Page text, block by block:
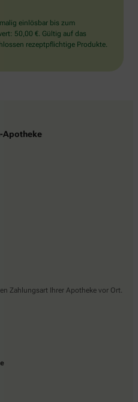
einlösbar bis zum
50,00 €. Gültig auf das
rezeptpflichtige Produkte.
Apotheke
Zahlungsart Ihrer Apotheke vor Ort.